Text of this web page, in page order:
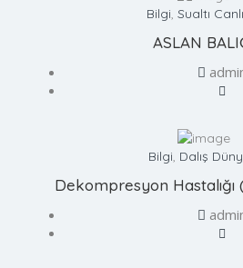
Bilgi, Sualtı
ASLAN
Bilgi, Dalış
Dekompresyon Hastalığı